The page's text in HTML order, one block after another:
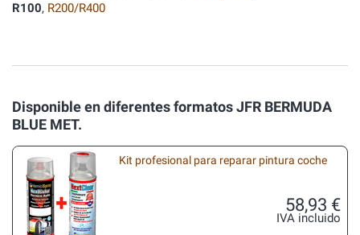
R100, R200/R400
Disponible en diferentes formatos JFR BERMUDA
BLUE MET.
Kit profesional para reparar pintura coche
58,93 €
IVA incluido